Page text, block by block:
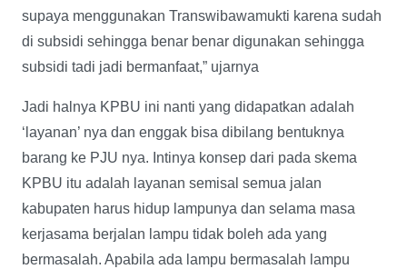
supaya menggunakan Transwibawamukti karena sudah
di subsidi sehingga benar benar digunakan sehingga
subsidi tadi jadi bermanfaat,” ujarnya
Jadi halnya KPBU ini nanti yang didapatkan adalah
‘layanan’ nya dan enggak bisa dibilang bentuknya
barang ke PJU nya. Intinya konsep dari pada skema
KPBU itu adalah layanan semisal semua jalan
kabupaten harus hidup lampunya dan selama masa
kerjasama berjalan lampu tidak boleh ada yang
bermasalah. Apabila ada lampu bermasalah lampu